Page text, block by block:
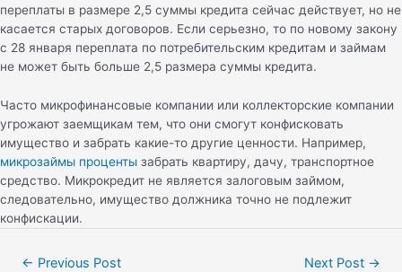
переплаты в размере 2,5 суммы кредита сейчас действует, но не
касается старых договоров. Если серьезно, то по новому закону
с 28 января переплата по потребительским кредитам и займам
не может быть больше 2,5 размера суммы кредита.
Часто микрофинансовые компании или коллекторские компании
угрожают заемщикам тем, что они смогут конфисковать
имущество и забрать какие-то другие ценности. Например,
микрозаймы проценты забрать квартиру, дачу, транспортное
средство. Микрокредит не является залоговым займом,
следовательно, имущество должника точно не подлежит
конфискации.
← Previous Post Next Post →